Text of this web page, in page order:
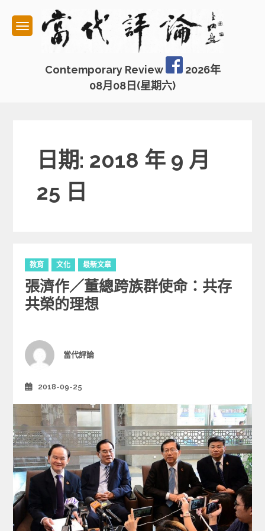
content
Contemporary Review
2026年
08月08日(星期六)
日期: 2018 年 9 月
25 日
C
a
t
e
g
i
e
教育 文化 最新文章
張濟作／董總跨族群使命：共存
共榮的理想
Author
當代評論
2018-09-25